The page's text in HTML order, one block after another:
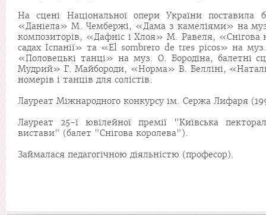
На сцені Національної опери України
«Даніела» М. Чембержі, «Дама з камеліями» на
композиторів, «Дафніс і Хлоя» М. Равеля,
садах Іспанії» та «El sombrero de tres picos» на
«Половецькі танці» на муз. О. Бородіна,
Мудрий» Г. Майбороди, «Норма» В. Белліні,
номерів і танців для солістів.
Лауреат Міжнародного конкурсу ім. Сержа Лифаря
Лауреат 25-ї ювілейної премії "Київська
вистави" (балет "Снігова королева").
Займалася педагогічною діяльністю (професор).